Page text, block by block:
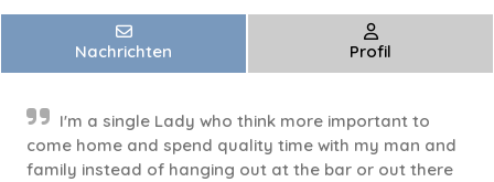
Nachrichten Profil
I'm a single Lady who think more important to
come home and spend quality time with my man and
family instead of hanging out at the bar or out there